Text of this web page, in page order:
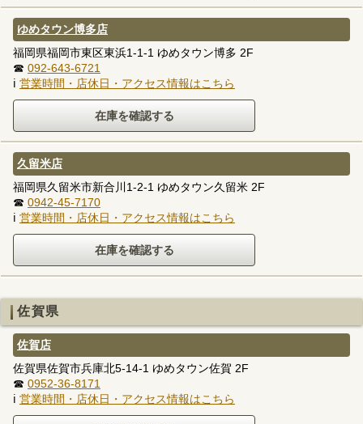
ゆめタウン博多店
福岡県福岡市東区東浜1-1-1 ゆめタウン博多 2F
☎ 092-643-6721
ℹ 営業時間・店休日・アクセス情報はこちら
久留米店
福岡県久留米市新合川1-2-1 ゆめタウン久留米 2F
☎ 0942-45-7170
ℹ 営業時間・店休日・アクセス情報はこちら
佐賀県
佐賀店
佐賀県佐賀市兵庫北5-14-1 ゆめタウン佐賀 2F
☎ 0952-36-8171
ℹ 営業時間・店休日・アクセス情報はこちら